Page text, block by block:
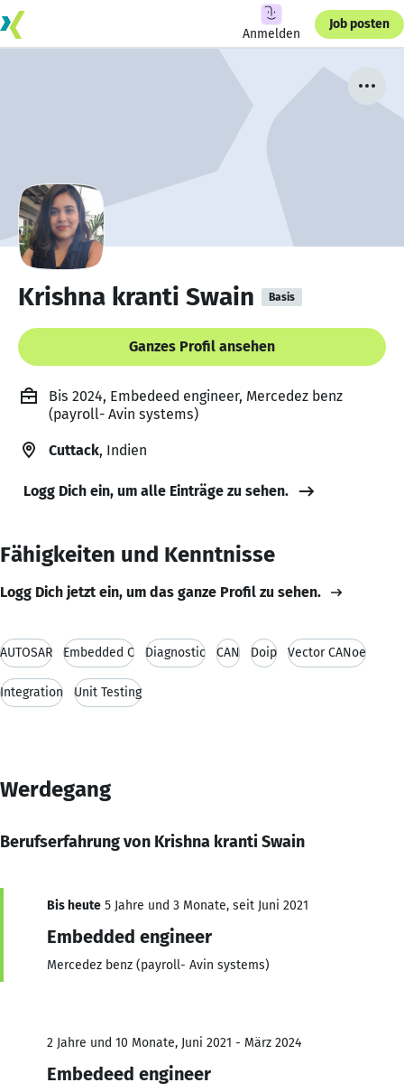
Anmelden
Job posten
Krishna kranti Swain Basis
Ganzes Profil ansehen
Bis 2024, Embedeed engineer, Mercedez benz
(payroll- Avin systems)
Cuttack, Indien
Logg Dich ein, um alle Einträge zu sehen.
Fähigkeiten und Kenntnisse
Logg Dich jetzt ein, um das ganze Profil zu sehen.
AUTOSAR Embedded C Diagnostic CAN Doip Vector CANoe
Integration Unit Testing
Werdegang
Berufserfahrung von Krishna kranti Swain
Bis heute 5 Jahre und 3 Monate, seit Juni 2021
Embedded engineer
Mercedez benz (payroll- Avin systems)
2 Jahre und 10 Monate, Juni 2021 - März 2024
Embedeed engineer